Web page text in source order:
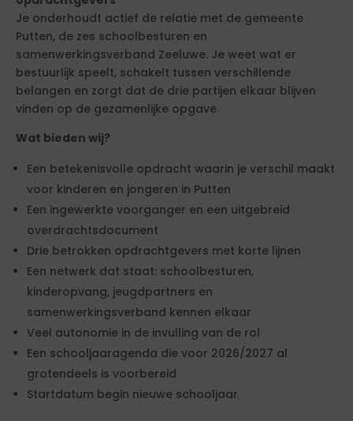
Je onderhoudt actief de relatie met de gemeente
Putten, de zes schoolbesturen en
samenwerkingsverband Zeeluwe. Je weet wat er
bestuurlijk speelt, schakelt tussen verschillende
belangen en zorgt dat de drie partijen elkaar blijven
vinden op de gezamenlijke opgave.
Wat bieden wij?
Een betekenisvolle opdracht waarin je verschil maakt
voor kinderen en jongeren in Putten
Een ingewerkte voorganger en een uitgebreid
overdrachtsdocument
Drie betrokken opdrachtgevers met korte lijnen
Een netwerk dat staat: schoolbesturen,
kinderopvang, jeugdpartners en
samenwerkingsverband kennen elkaar
Veel autonomie in de invulling van de rol
Een schooljaaragenda die voor 2026/2027 al
grotendeels is voorbereid
Startdatum begin nieuwe schooljaar